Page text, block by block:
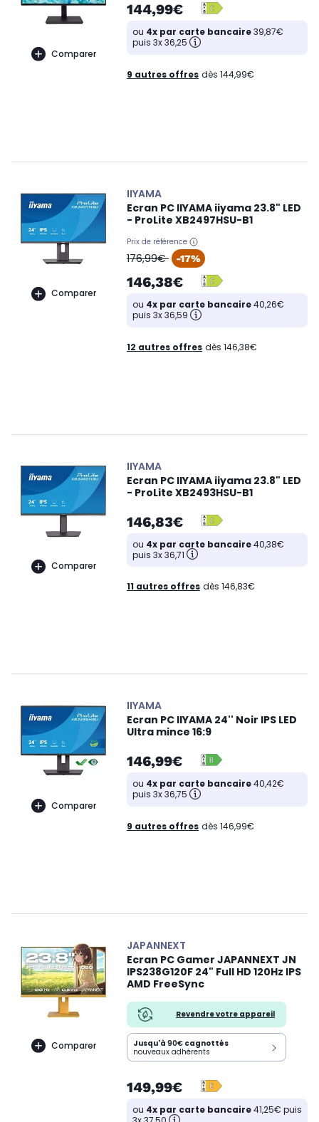
Comparer
144,99€
ou 4x par carte bancaire39,87€
puis 3x 36,25
9 autres offres dès 144,99€
Comparer
IIYAMA
Ecran PC IIYAMA iiyama 23.8" LED
- ProLite XB2497HSU-B1
Prix de référence
oldPrice
176,99€ -17%
146,38€
ou 4x par carte bancaire40,26€
puis 3x 36,59
12 autres offres dès 146,38€
Comparer
IIYAMA
Ecran PC IIYAMA iiyama 23.8" LED
- ProLite XB2493HSU-B1
146,83€
ou 4x par carte bancaire40,38€
puis 3x 36,71
11 autres offres dès 146,83€
Comparer
IIYAMA
Ecran PC IIYAMA 24'' Noir IPS LED
Ultra mince 16:9
146,99€
ou 4x par carte bancaire40,42€
puis 3x 36,75
9 autres offres dès 146,99€
Comparer
JAPANNEXT
Ecran PC Gamer JAPANNEXT JN
IPS238G120F 24" Full HD 120Hz IPS
AMD FreeSync
Revendre votre appareil
Jusqu'à 90€ cagnottés
nouveaux adhérents
149,99€
ou 4x par carte bancaire41,25€ puis